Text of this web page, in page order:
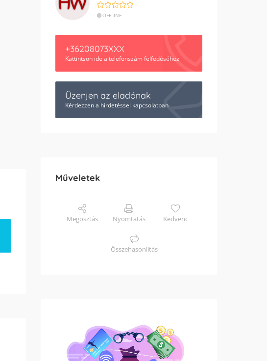
OFFLINE
+36208073XXX
Kattintson ide a telefonszám felfedéséhez
Üzenjen az eladónak
Kérdezzen a hirdetéssel kapcsolatban
Műveletek
Megosztás Nyomtatás Kedvenc
Összehasonlítás